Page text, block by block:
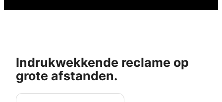
Indrukwekkende reclame op
grote afstanden.